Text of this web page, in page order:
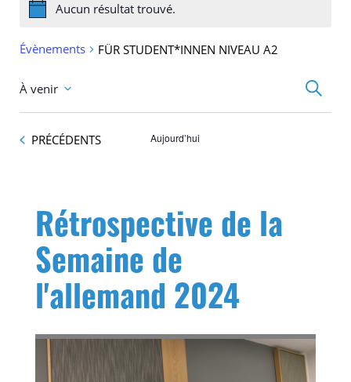
NoticeAucun résultat trouvé.
Évènements FÜR STUDENT*INNEN NIVEAU A2
et
À venir
une
ÉVÈNEMENTS
PRÉCÉDENTS Aujourd’hui
Rétrospective de la
Semaine de
l'allemand 2024